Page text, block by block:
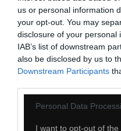
us or personal information
your opt-out. You may
disclosure of your personal
IAB’s list of downstream
also be disclosed by us to
Downstream Participants
Personal Data
I want to opt-out of